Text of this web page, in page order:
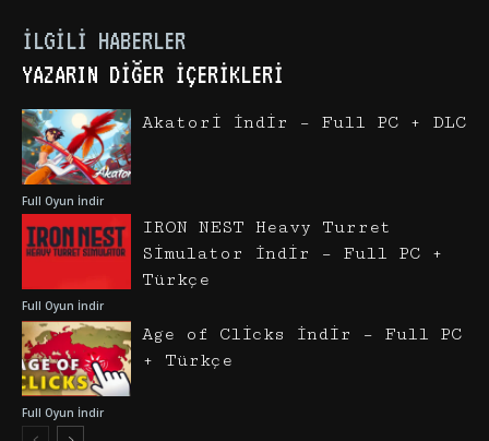
İLGILI HABERLER
YAZARIN DIĞER İÇERIKLERI
Full Oyun İndir
Akatori İndir – Full PC + DLC
Full Oyun İndir
IRON NEST Heavy Turret
Simulator İndir – Full PC +
Türkçe
Full Oyun İndir
Age of Clicks İndir – Full PC
+ Türkçe